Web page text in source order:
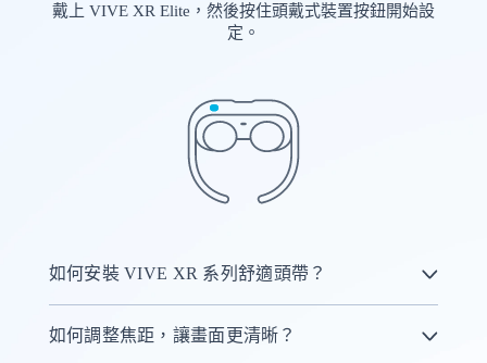
戴上 VIVE XR Elite，然後按住頭戴式裝置按鈕開始設
定。
如何安裝 VIVE XR 系列舒適頭帶？
如何調整焦距，讓畫面更清晰？